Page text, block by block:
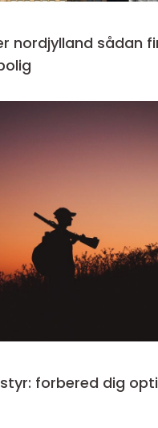
sådan finder du
forbered dig